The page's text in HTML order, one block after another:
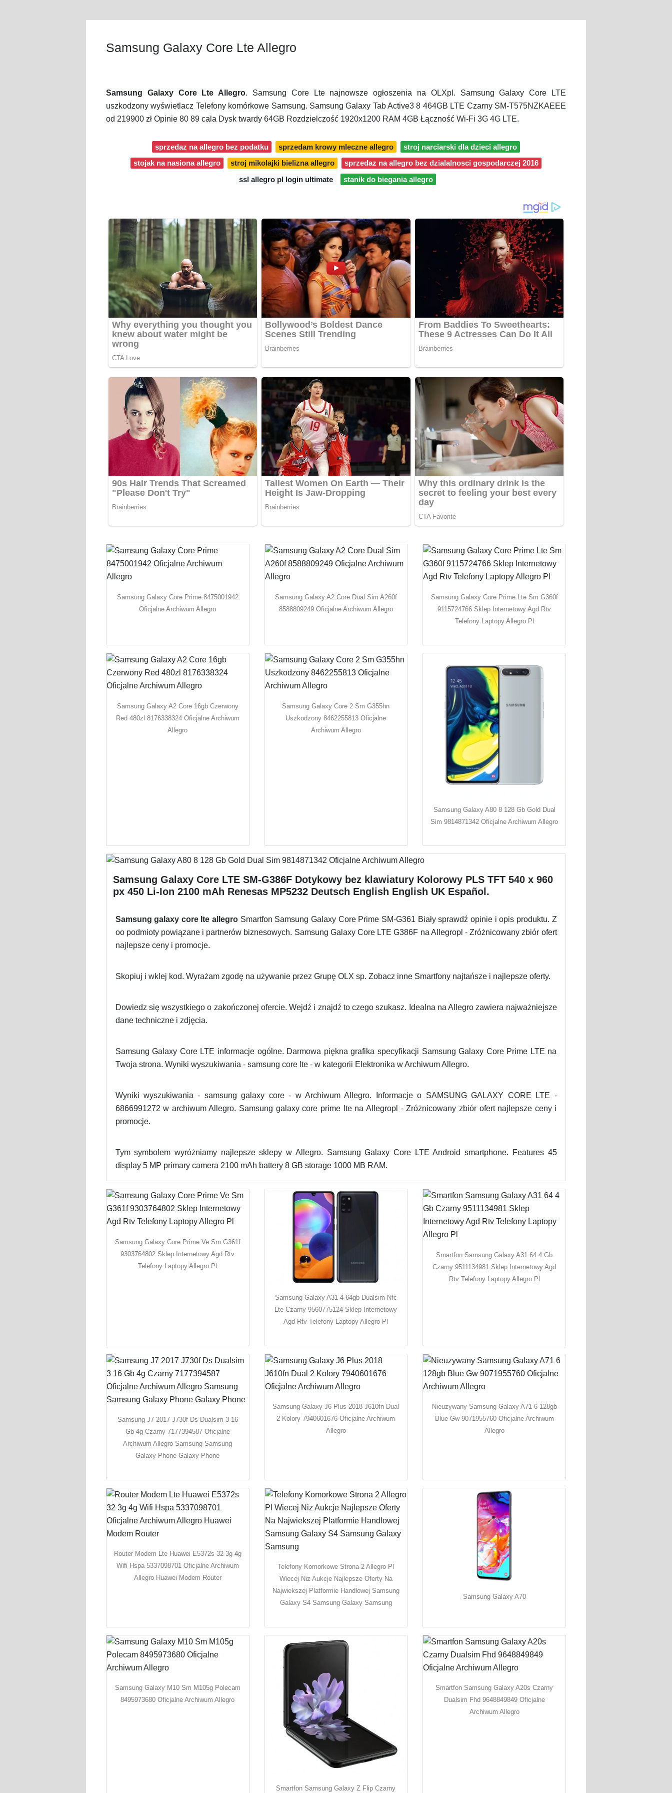
Samsung Galaxy Core Lte Allegro
Samsung Galaxy Core Lte Allegro. Samsung Core Lte najnowsze ogłoszenia na OLXpl. Samsung Galaxy Core LTE
uszkodzony wyświetlacz Telefony komórkowe Samsung. Samsung Galaxy Tab Active3 8 464GB LTE Czarny SM-T575NZKAEEE
od 219900 zł Opinie 80 89 cala Dysk twardy 64GB Rozdzielczość 1920x1200 RAM 4GB Łączność Wi-Fi 3G 4G LTE.
sprzedaz na allegro bez podatku sprzedam krowy mleczne allegro
stroj narciarski dla dzieci allegro
stojak na nasiona allegro
stroj mikolajki bielizna allegro
sprzedaz na allegro bez dzialalnosci gospodarczej 2016
ssl allegro pl login ultimate
stanik do biegania allegro
Samsung Galaxy Core Prime 8475001942
Oficjalne Archiwum Allegro
Samsung Galaxy A2 Core Dual Sim A260f
8588809249 Oficjalne Archiwum Allegro
Samsung Galaxy Core Prime Lte Sm G360f
9115724766 Sklep Internetowy Agd Rtv
Telefony Laptopy Allegro Pl
Samsung Galaxy A2 Core 16gb Czerwony
Red 480zl 8176338324 Oficjalne Archiwum
Allegro
Samsung Galaxy Core 2 Sm G355hn
Uszkodzony 8462255813 Oficjalne
Archiwum Allegro
Samsung Galaxy A80 8 128 Gb Gold Dual
Sim 9814871342 Oficjalne Archiwum Allegro
Samsung Galaxy Core LTE SM-G386F Dotykowy bez klawiatury Kolorowy PLS TFT 540 x 960
px 450 Li-Ion 2100 mAh Renesas MP5232 Deutsch English English UK Español.
Samsung galaxy core lte allegro Smartfon Samsung Galaxy Core Prime SM-G361 Biały sprawdź opinie i opis produktu. Z
oo podmioty powiązane i partnerów biznesowych. Samsung Galaxy Core LTE G386F na Allegropl - Zróżnicowany zbiór ofert
najlepsze ceny i promocje.
Skopiuj i wklej kod. Wyrażam zgodę na używanie przez Grupę OLX sp. Zobacz inne Smartfony najtańsze i najlepsze oferty.
Dowiedz się wszystkiego o zakończonej ofercie. Wejdź i znajdź to czego szukasz. Idealna na Allegro zawiera najważniejsze
dane techniczne i zdjęcia.
Samsung Galaxy Core LTE informacje ogólne. Darmowa piękna grafika specyfikacji Samsung Galaxy Core Prime LTE na
Twoja strona. Wyniki wyszukiwania - samsung core lte - w kategorii Elektronika w Archiwum Allegro.
Wyniki wyszukiwania - samsung galaxy core - w Archiwum Allegro. Informacje o SAMSUNG GALAXY CORE LTE -
6866991272 w archiwum Allegro. Samsung galaxy core prime lte na Allegropl - Zróżnicowany zbiór ofert najlepsze ceny i
promocje.
Tym symbolem wyróżniamy najlepsze sklepy w Allegro. Samsung Galaxy Core LTE Android smartphone. Features 45
display 5 MP primary camera 2100 mAh battery 8 GB storage 1000 MB RAM.
Samsung Galaxy Core Prime Ve Sm G361f
9303764802 Sklep Internetowy Agd Rtv
Telefony Laptopy Allegro Pl
Samsung Galaxy A31 4 64gb Dualsim Nfc
Lte Czarny 9560775124 Sklep Internetowy
Agd Rtv Telefony Laptopy Allegro Pl
Smartfon Samsung Galaxy A31 64 4 Gb
Czarny 9511134981 Sklep Internetowy Agd
Rtv Telefony Laptopy Allegro Pl
Samsung J7 2017 J730f Ds Dualsim 3 16
Gb 4g Czarny 7177394587 Oficjalne
Archiwum Allegro Samsung Samsung
Galaxy Phone Galaxy Phone
Samsung Galaxy J6 Plus 2018 J610fn Dual
2 Kolory 7940601676 Oficjalne Archiwum
Allegro
Nieuzywany Samsung Galaxy A71 6 128gb
Blue Gw 9071955760 Oficjalne Archiwum
Allegro
Router Modem Lte Huawei E5372s 32 3g 4g
Wifi Hspa 5337098701 Oficjalne Archiwum
Allegro Huawei Modem Router
Telefony Komorkowe Strona 2 Allegro Pl
Wiecej Niz Aukcje Najlepsze Oferty Na
Najwiekszej Platformie Handlowej Samsung
Galaxy S4 Samsung Galaxy Samsung
Samsung Galaxy A70
Samsung Galaxy M10 Sm M105g Polecam
8495973680 Oficjalne Archiwum Allegro
Smartfon Samsung Galaxy Z Flip Czarny
Smartfon Samsung Galaxy A20s Czarny
Dualsim Fhd 9648849849 Oficjalne
Archiwum Allegro